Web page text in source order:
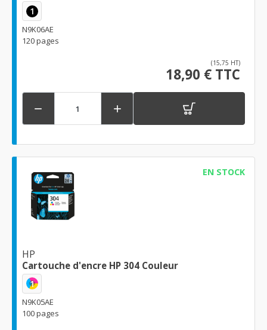
1
N9K06AE
120 pages
(15,75 HT)
18,90 € TTC
 
EN STOCK
HP
Cartouche d'encre HP 304 Couleur
1
N9K05AE
100 pages